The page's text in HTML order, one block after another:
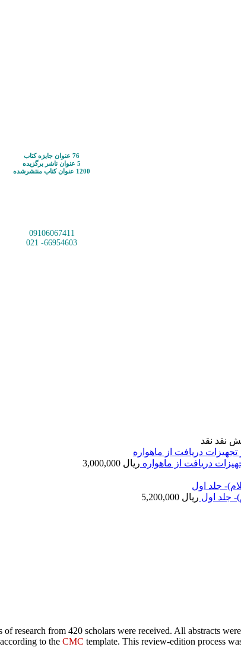
76 عنوان جایزه کتاب
5 عنوان ناشر برگزیده
1200 عنوان کتاب منتشرشده
09106067411
66954603- 021
نقد نقد
دریافت از ماهواره ریال
جلد اول ریال
research from 420 scholars were received. All abstracts were
to the CMC template. This review-edition process